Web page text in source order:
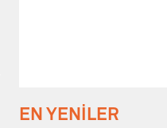
EN YENİLER